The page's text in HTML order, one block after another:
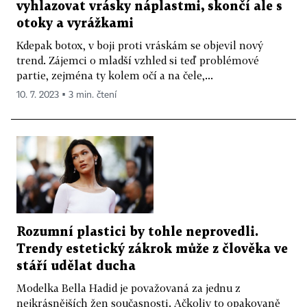
vyhlazovat vrásky náplastmi, skončí ale s
otoky a vyrážkami
Kdepak botox, v boji proti vráskám se objevil nový
trend. Zájemci o mladší vzhled si teď problémové
partie, zejména ty kolem očí a na čele,...
10. 7. 2023 ▪ 3 min. čtení
Rozumní plastici by tohle neprovedli.
Trendy estetický zákrok může z člověka ve
stáří udělat ducha
Modelka Bella Hadid je považovaná za jednu z
nejkrásnějších žen současnosti. Ačkoliv to opakovaně